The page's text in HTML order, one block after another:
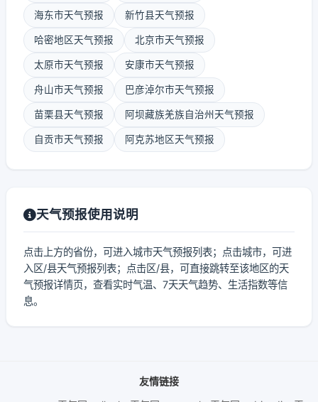
海东市天气预报 新竹县天气预报
哈密地区天气预报 北京市天气预报
太原市天气预报 安康市天气预报
舟山市天气预报 巴彦淖尔市天气预报
苗栗县天气预报 阿坝藏族羌族自治州天气预报
自贡市天气预报 阿克苏地区天气预报
天气预报使用说明
点击上方的省份，可进入城市天气预报列表；点击城市，可进
入区/县天气预报列表；点击区/县，可直接跳转至该地区的天
气预报详情页，查看实时气温、7天天气趋势、生活指数等信
息。
友情链接